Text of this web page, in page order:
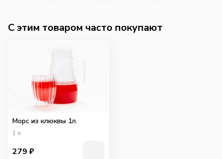
C этим товаром часто покупают
Морс из клюквы 1л.
1 л
279 ₽